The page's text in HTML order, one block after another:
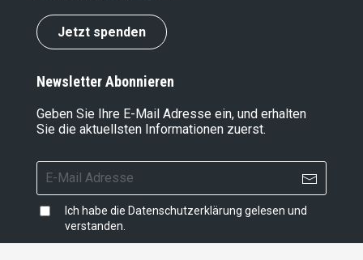
Jetzt spenden
Newsletter Abonnieren
Geben Sie Ihre E-Mail Adresse ein, und erhalten
Sie die aktuellsten Informationen zuerst.
Ich habe die Datenschutzerklärung gelesen und
verstanden.